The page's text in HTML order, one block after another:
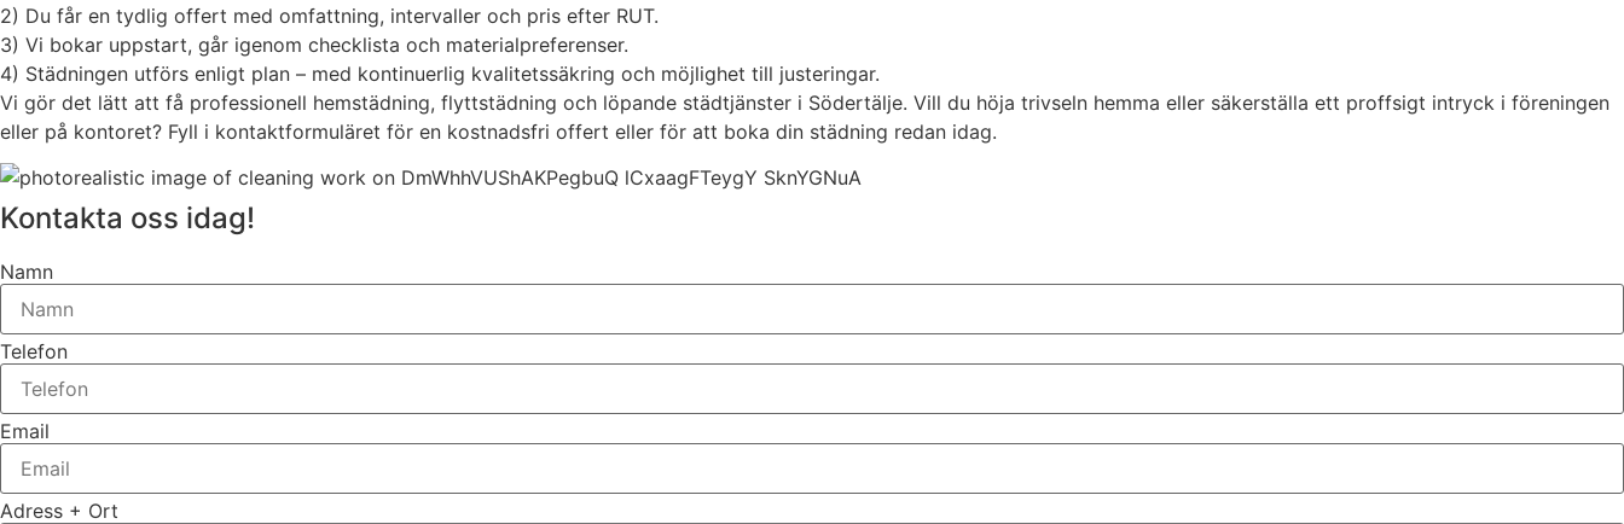
2) Du får en tydlig offert med omfattning, intervaller och pris efter RUT.
3) Vi bokar uppstart, går igenom checklista och materialpreferenser.
4) Städningen utförs enligt plan – med kontinuerlig kvalitetssäkring och möjlighet till justeringar.
Vi gör det lätt att få professionell hemstädning, flyttstädning och löpande städtjänster i Södertälje. Vill du höja trivseln hemma eller säkerställa ett proffsigt intryck i föreningen
eller på kontoret? Fyll i kontaktformuläret för en kostnadsfri offert eller för att boka din städning redan idag.
Kontakta oss idag!
Namn
Telefon
Email
Adress + Ort